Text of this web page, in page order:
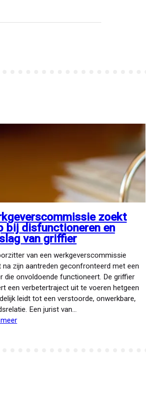
zoekt
bij disfunctioneren en
van griffier
van een werkgeverscommissie
na zijn aantreden geconfronteerd met een
die onvoldoende functioneert. De griffier
een verbetertraject uit te voeren hetgeen
leidt tot een verstoorde, onwerkbare,
Een jurist van…
over